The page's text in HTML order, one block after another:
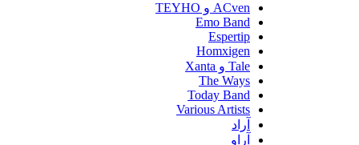
ACven و TEYHO
Emo Band
Espertip
Homxigen
The Ways
Today Band
Various Artists